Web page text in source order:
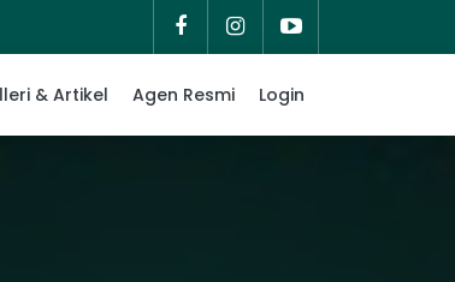
& Artikel Agen Resmi Login